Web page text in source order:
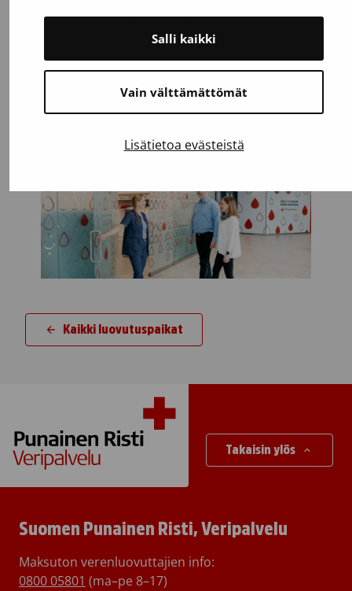
Vain välttämättömät
Salli kaikki
Lisätietoa evästeistä
Olet perusterve. Suurin osa
sairauksista tai lääkkeistä (esimerkiksi
eivät estä verenluovutusta.
Kaikki luovutuspaikat
Takaisin ylös
Suomen Punainen Risti, Veripalvelu
Maksuton verenluovuttajien info:
0800 05801 (ma–pe 8–17)